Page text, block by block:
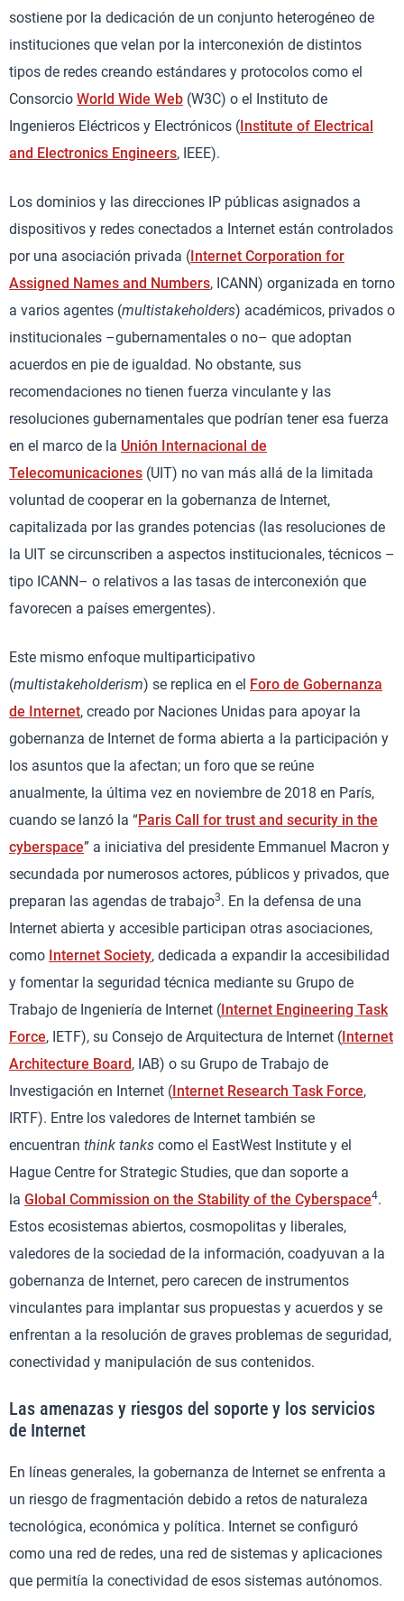
sostiene por la dedicación de un conjunto heterogéneo de
instituciones que velan por la interconexión de distintos
tipos de redes creando estándares y protocolos como el
Consorcio World Wide Web (W3C) o el Instituto de
Ingenieros Eléctricos y Electrónicos (Institute of Electrical
and Electronics Engineers, IEEE).
Los dominios y las direcciones IP públicas asignados a
dispositivos y redes conectados a Internet están controlados
por una asociación privada (Internet Corporation for
Assigned Names and Numbers, ICANN) organizada en torno
a varios agentes (multistakeholders) académicos, privados o
institucionales –gubernamentales o no– que adoptan
acuerdos en pie de igualdad. No obstante, sus
recomendaciones no tienen fuerza vinculante y las
resoluciones gubernamentales que podrían tener esa fuerza
en el marco de la Unión Internacional de
Telecomunicaciones (UIT) no van más allá de la limitada
voluntad de cooperar en la gobernanza de Internet,
capitalizada por las grandes potencias (las resoluciones de
la UIT se circunscriben a aspectos institucionales, técnicos –
tipo ICANN– o relativos a las tasas de interconexión que
favorecen a países emergentes).
Este mismo enfoque multiparticipativo
(multistakeholderism) se replica en el Foro de Gobernanza
de Internet, creado por Naciones Unidas para apoyar la
gobernanza de Internet de forma abierta a la participación y
los asuntos que la afectan; un foro que se reúne
anualmente, la última vez en noviembre de 2018 en París,
cuando se lanzó la “Paris Call for trust and security in the
cyberspace” a iniciativa del presidente Emmanuel Macron y
secundada por numerosos actores, públicos y privados, que
preparan las agendas de trabajo3. En la defensa de una
Internet abierta y accesible participan otras asociaciones,
como Internet Society, dedicada a expandir la accesibilidad
y fomentar la seguridad técnica mediante su Grupo de
Trabajo de Ingeniería de Internet (Internet Engineering Task
Force, IETF), su Consejo de Arquitectura de Internet (Internet
Architecture Board, IAB) o su Grupo de Trabajo de
Investigación en Internet (Internet Research Task Force,
IRTF). Entre los valedores de Internet también se
encuentran think tanks como el EastWest Institute y el
Hague Centre for Strategic Studies, que dan soporte a
la Global Commission on the Stability of the Cyberspace4.
Estos ecosistemas abiertos, cosmopolitas y liberales,
valedores de la sociedad de la información, coadyuvan a la
gobernanza de Internet, pero carecen de instrumentos
vinculantes para implantar sus propuestas y acuerdos y se
enfrentan a la resolución de graves problemas de seguridad,
conectividad y manipulación de sus contenidos.
Las amenazas y riesgos del soporte y los servicios
de Internet
En líneas generales, la gobernanza de Internet se enfrenta a
un riesgo de fragmentación debido a retos de naturaleza
tecnológica, económica y política. Internet se configuró
como una red de redes, una red de sistemas y aplicaciones
que permitía la conectividad de esos sistemas autónomos.